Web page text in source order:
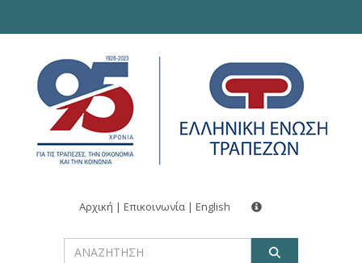
Αρχική | Επικοινωνία | English